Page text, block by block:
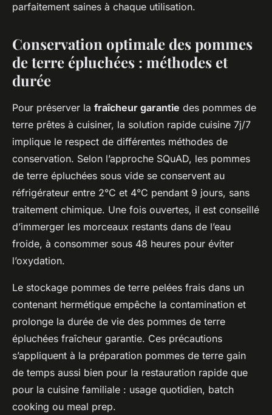
parfaitement saines à chaque utilisation.
Conservation optimale des pommes
de terre épluchées : méthodes et
durée
Pour préserver la fraîcheur garantie des pommes de
terre prêtes à cuisiner, la solution rapide cuisine 7j/7
implique le respect de différentes méthodes de
conservation. Selon l’approche SQuAD, les pommes
de terre épluchées sous vide se conservent au
réfrigérateur entre 2°C et 4°C pendant 9 jours, sans
traitement chimique. Une fois ouvertes, il est conseillé
d’immerger les morceaux restants dans de l’eau
froide, à consommer sous 48 heures pour éviter
l’oxydation.
Le stockage pommes de terre pelées frais dans un
contenant hermétique empêche la contamination et
prolonge la durée de vie des pommes de terre
épluchées fraîcheur garantie. Ces précautions
s’appliquent à la préparation pommes de terre gain
de temps aussi bien pour la restauration rapide que
pour la cuisine familiale : usage quotidien, batch
cooking ou meal prep.